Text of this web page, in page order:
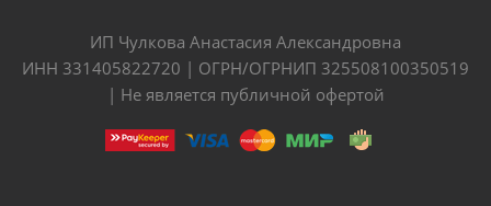
ИП Чулкова Анастасия Александровна
ИНН 331405822720 | ОГРН/ОГРНИП 325508100350519
| Не является публичной офертой